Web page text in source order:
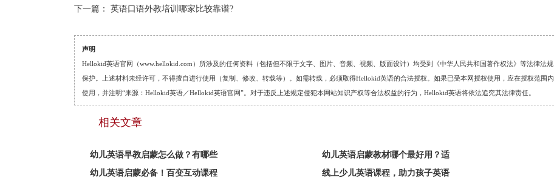
下一篇： 英语口语外教培训哪家比较靠谱?
声明
Hellokid英语官网（www.hellokid.com）所涉及的任何资料（包括但不限于文字、图片、音频、视频、版面设计）均受到《中华人民共和国著作权法》等法律法规
保护。上述材料未经许可，不得擅自进行使用（复制、修改、转载等）。如需转载，必须取得Hellokid英语的合法授权。如果已受本网授权使用，应在授权范围内
使用，并注明“来源：Hellokid英语／Hellokid英语官网”。对于违反上述规定侵犯本网站知识产权等合法权益的行为，Hellokid英语将依法追究其法律责任。
相关文章
幼儿英语早教启蒙怎么做？有哪些
幼儿英语启蒙教材哪个最好用？适
幼儿英语启蒙必备！百变互动课程
线上少儿英语课程，助力孩子英语